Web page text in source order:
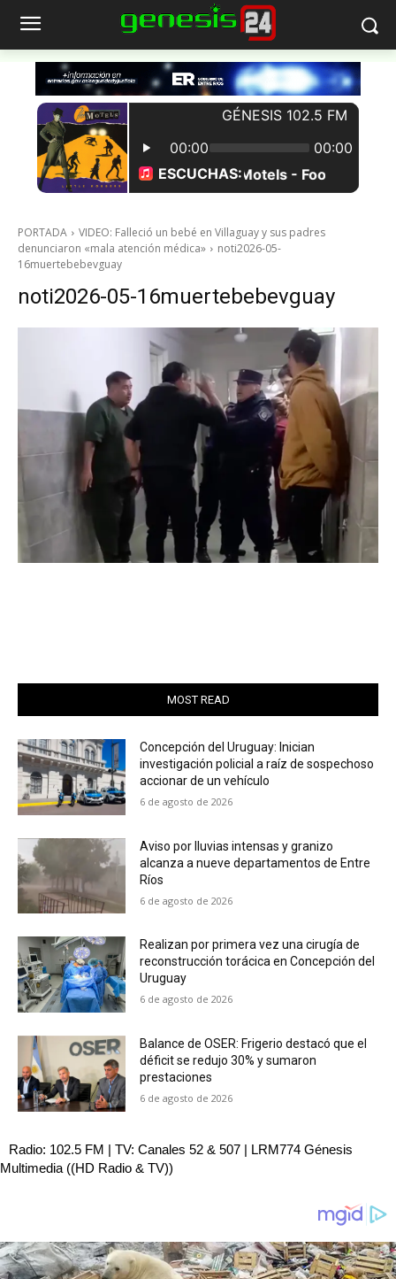
PORTADA
VIDEO: Falleció un bebé en Villaguay y sus padres
denunciaron «mala atención médica»
noti2026-05-
16muertebebevguay
noti2026-05-16muertebebevguay
MOST READ
Concepción del Uruguay: Inician
investigación policial a raíz de sospechoso
accionar de un vehículo
6 de agosto de 2026
Aviso por lluvias intensas y granizo
alcanza a nueve departamentos de Entre
Ríos
6 de agosto de 2026
Realizan por primera vez una cirugía de
reconstrucción torácica en Concepción del
Uruguay
6 de agosto de 2026
Balance de OSER: Frigerio destacó que el
déficit se redujo 30% y sumaron
prestaciones
6 de agosto de 2026
Radio: 102.5 FM | TV: Canales 52 & 507 | LRM774 Génesis
Multimedia ((HD Radio & TV))